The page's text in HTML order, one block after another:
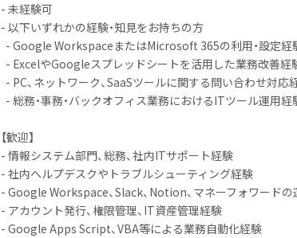
- 未経験可
- 以下いずれかの経験・知見をお持ちの方
- Google WorkspaceまたはMicrosoft 365の利用・設定経
- ExcelやGoogleスプレッドシートを活用した業務改善経
- PC、ネットワーク、SaaSツールに関する問い合わせ対応
- 総務・事務・バックオフィス業務におけるITツール運用経
【歓迎】
- 情報システム部門、総務、社内ITサポート経験
- 社内ヘルプデスクやトラブルシューティング経験
- Google Workspace、Slack、Notion、マネーフォワード
- アカウント発行、権限管理、IT資産管理経験
- Google Apps Script、VBA等による業務自動化経験